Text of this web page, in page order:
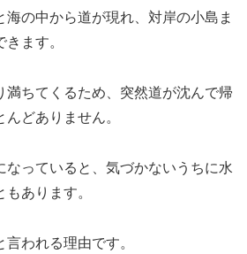
海の中から道が現れ、対岸の小島ま
ます。
満ちてくるため、突然道が沈んで帰
どありません。
なっていると、気づかないうちに水
あります。
われる理由です。